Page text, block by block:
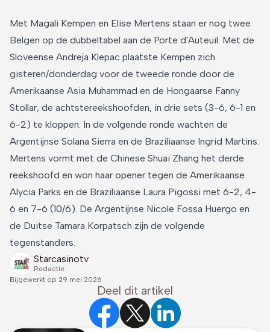
Met Magali Kempen en Elise Mertens staan er nog twee
Belgen op de dubbeltabel aan de Porte d'Auteuil. Met de
Sloveense Andreja Klepac plaatste Kempen zich
gisteren/donderdag voor de tweede ronde door de
Amerikaanse Asia Muhammad en de Hongaarse Fanny
Stollar, de achtstereekshoofden, in drie sets (3-6, 6-1 en
6-2) te kloppen. In de volgende ronde wachten de
Argentijnse Solana Sierra en de Braziliaanse Ingrid Martins.
Mertens vormt met de Chinese Shuai Zhang het derde
reekshoofd en won haar opener tegen de Amerikaanse
Alycia Parks en de Braziliaanse Laura Pigossi met 6-2, 4-
6 en 7-6 (10/6). De Argentijnse Nicole Fossa Huergo en
de Duitse Tamara Korpatsch zijn de volgende
tegenstanders.
Starcasinotv
Redactie
Bijgewerkt op 29 mei 2026
Deel dit artikel